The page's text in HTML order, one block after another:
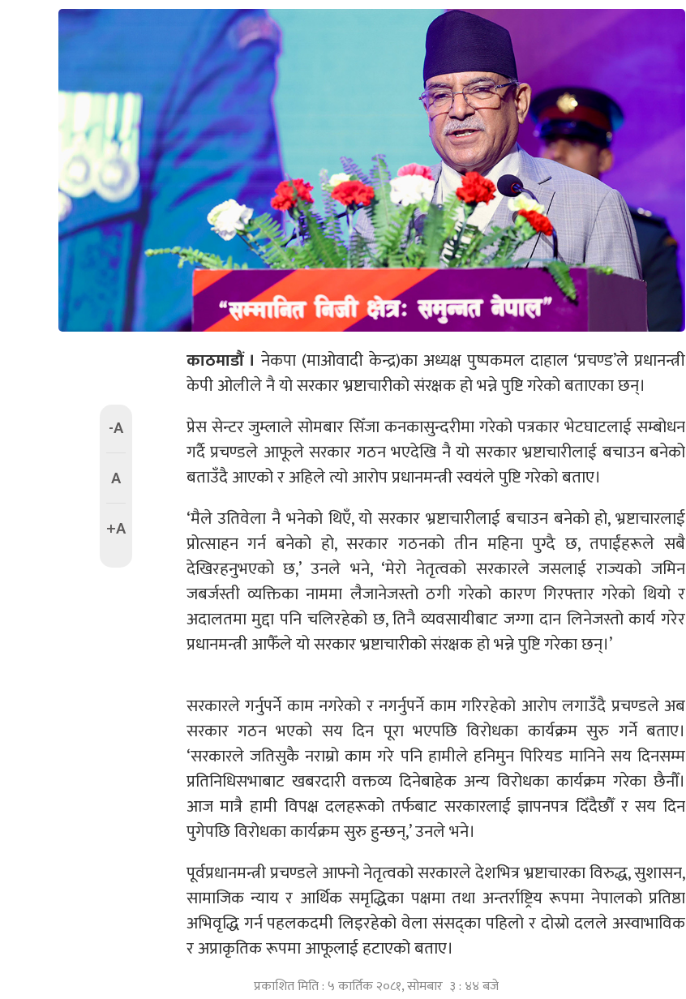
-A
A
+A
काठमाडौं । नेकपा (माओवादी केन्द्र)का अध्यक्ष पुष्पकमल दाहाल ‘प्रचण्ड’ले प्रधानन्त्री
केपी ओलीले नै यो सरकार भ्रष्टाचारीको संरक्षक हो भन्ने पुष्टि गरेको बताएका छन्।
प्रेस सेन्टर जुम्लाले सोमबार सिँजा कनकासुन्दरीमा गरेको पत्रकार भेटघाटलाई सम्बोधन
गर्दै प्रचण्डले आफूले सरकार गठन भएदेखि नै यो सरकार भ्रष्टाचारीलाई बचाउन बनेको
बताउँदै आएको र अहिले त्यो आरोप प्रधानमन्त्री स्वयंले पुष्टि गरेको बताए।
‘मैले उतिवेला नै भनेको थिएँ, यो सरकार भ्रष्टाचारीलाई बचाउन बनेको हो, भ्रष्टाचारलाई
प्रोत्साहन गर्न बनेको हो, सरकार गठनको तीन महिना पुग्दै छ, तपाईंहरूले सबै
देखिरहनुभएको छ,’ उनले भने, ‘मेरो नेतृत्वको सरकारले जसलाई राज्यको जमिन
जबर्जस्ती व्यक्तिका नाममा लैजानेजस्तो ठगी गरेको कारण गिरफ्तार गरेको थियो र
अदालतमा मुद्दा पनि चलिरहेको छ, तिनै व्यवसायीबाट जग्गा दान लिनेजस्तो कार्य गरेर
प्रधानमन्त्री आफैँले यो सरकार भ्रष्टाचारीको संरक्षक हो भन्ने पुष्टि गरेका छन्।’
सरकारले गर्नुपर्ने काम नगरेको र नगर्नुपर्ने काम गरिरहेको आरोप लगाउँदै प्रचण्डले अब
सरकार गठन भएको सय दिन पूरा भएपछि विरोधका कार्यक्रम सुरु गर्ने बताए।
‘सरकारले जतिसुकै नराम्रो काम गरे पनि हामीले हनिमुन पिरियड मानिने सय दिनसम्म
प्रतिनिधिसभाबाट खबरदारी वक्तव्य दिनेबाहेक अन्य विरोधका कार्यक्रम गरेका छैनौँ।
आज मात्रै हामी विपक्ष दलहरूको तर्फबाट सरकारलाई ज्ञापनपत्र दिँदैछौँ र सय दिन
पुगेपछि विरोधका कार्यक्रम सुरु हुन्छन्,’ उनले भने।
पूर्वप्रधानमन्त्री प्रचण्डले आफ्नो नेतृत्वको सरकारले देशभित्र भ्रष्टाचारका विरुद्ध, सुशासन,
सामाजिक न्याय र आर्थिक समृद्धिका पक्षमा तथा अन्तर्राष्ट्रिय रूपमा नेपालकाे प्रतिष्ठा
अभिवृद्धि गर्न पहलकदमी लिइरहेको वेला संसद्का पहिलो र दोस्रो दलले अस्वाभाविक
र अप्राकृतिक रूपमा आफूलाई हटाएको बताए।
प्रकाशित मिति : ५ कार्तिक २०८१, सोमबार ३ : ४४ बजे